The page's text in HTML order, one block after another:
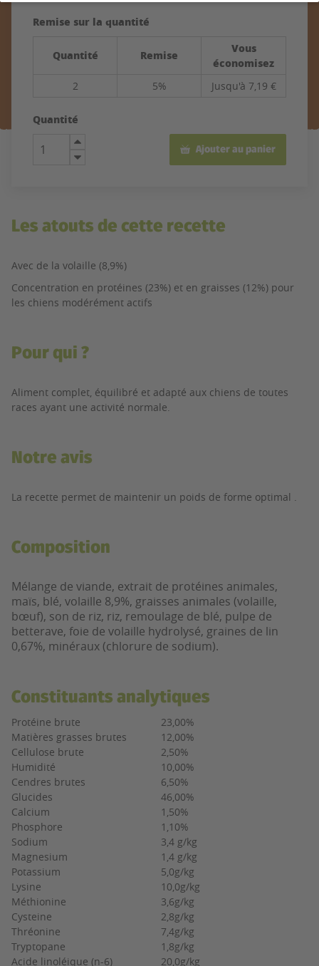
Remise sur la quantité
Quantité Remise
Vous
économisez
2 5% Jusqu'à 7,19 €
Quantité
Ajouter au panier
Les atouts de cette recette
Avec de la volaille (8,9%)
Concentration en protéines (23%) et en graisses (12%) pour
les chiens modérément actifs
Pour qui ?
Aliment complet, équilibré et adapté aux chiens de toutes
races ayant une activité normale.
Notre avis
La recette permet de maintenir un poids de forme optimal .
Composition
Mélange de viande, extrait de protéines animales,
maïs, blé, volaille 8,9%, graisses animales (volaille,
bœuf), son de riz, riz, remoulage de blé, pulpe de
betterave, foie de volaille hydrolysé, graines de lin
0,67%, minéraux (chlorure de sodium).
Constituants analytiques
Protéine brute
23,00%
Matières grasses brutes
12,00%
Cellulose brute
2,50%
Humidité
10,00%
Cendres brutes
6,50%
Glucides
46,00%
Calcium
1,50%
Phosphore
1,10%
Sodium
3,4 g/kg
Magnesium
1,4 g/kg
Potassium
5,0g/kg
Lysine
10,0g/kg
Méthionine
3,6g/kg
Cysteine
2,8g/kg
Thréonine
7,4g/kg
Tryptopane
1,8g/kg
Acide linoléique (n-6)
20,0g/kg